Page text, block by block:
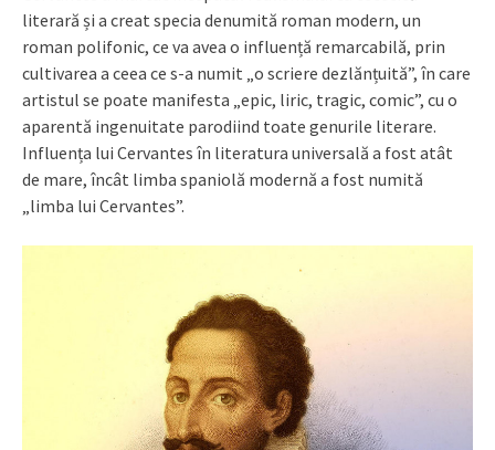
literară și a creat specia denumită roman modern, un
roman polifonic, ce va avea o influență remarcabilă, prin
cultivarea a ceea ce s-a numit „o scriere dezlănțuită”, în care
artistul se poate manifesta „epic, liric, tragic, comic”, cu o
aparentă ingenuitate parodiind toate genurile literare.
Influența lui Cervantes în literatura universală a fost atât
de mare, încât limba spaniolă modernă a fost numită
„limba lui Cervantes”.